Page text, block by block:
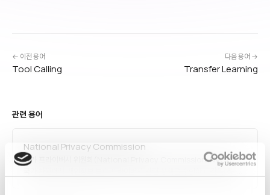
← 이전 용어
Tool Calling
다음 용어 →
Transfer Learning
관련 용어
National Privacy Commission
국가 프라이버시 위원회(National Privacy Commission, NPC)는